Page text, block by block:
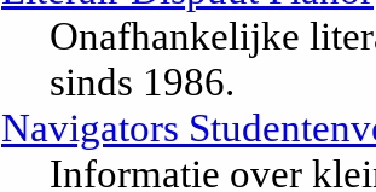
Onafhankelijke
sinds 1986.
Navigators
Informatie over